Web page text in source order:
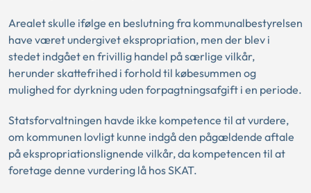
Arealet skulle ifølge en beslutning fra kommunalbestyrelsen
have været undergivet ekspropriation, men der blev i
stedet indgået en frivillig handel på særlige vilkår,
herunder skattefrihed i forhold til købesummen og
mulighed for dyrkning uden forpagtningsafgift i en periode.
Statsforvaltningen havde ikke kompetence til at vurdere,
om kommunen lovligt kunne indgå den pågældende aftale
på ekspropriationslignende vilkår, da kompetencen til at
foretage denne vurdering lå hos SKAT.